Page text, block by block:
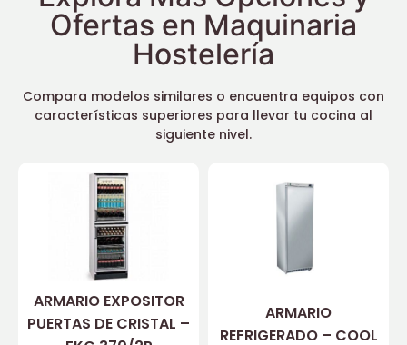
Ofertas en Maquinaria
Hostelería
Compara modelos similares o encuentra equipos con
características superiores para llevar tu cocina al
siguiente nivel.
ARMARIO EXPOSITOR
PUERTAS DE CRISTAL –
ARMARIO
REFRIGERADO – COOL